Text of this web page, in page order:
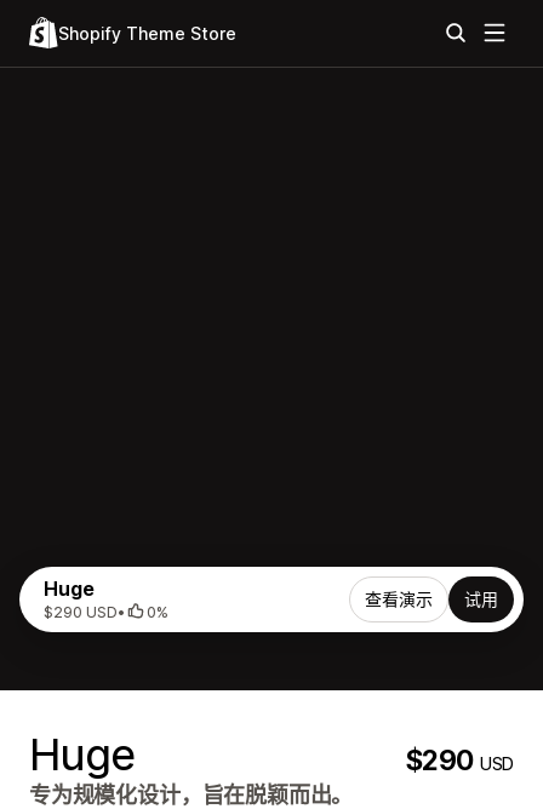
Shopify Theme Store
Huge
$290 USD• 0%
查看演示 试用
Huge $290USD
专为规模化设计，旨在脱颖而出。